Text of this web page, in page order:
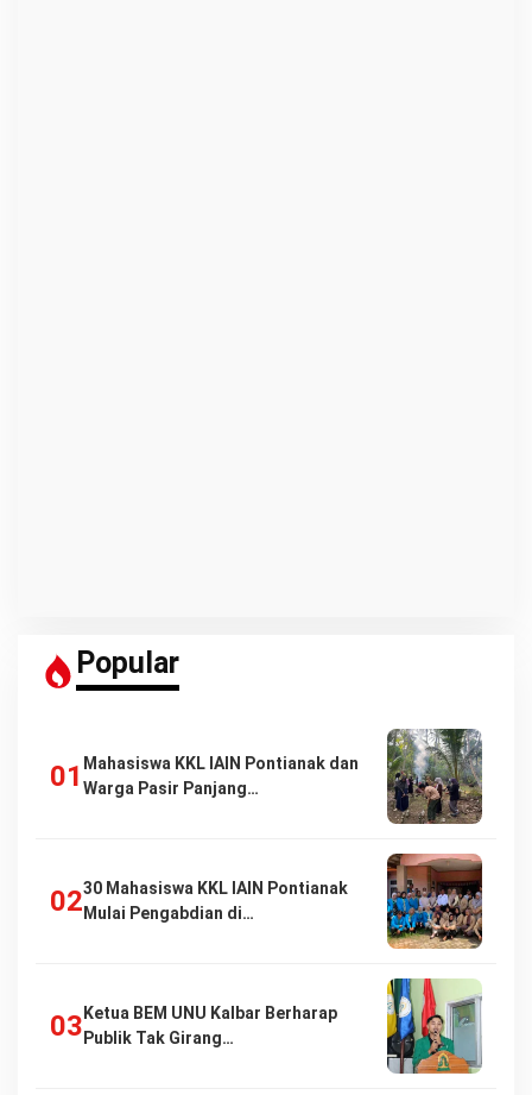
Popular
Mahasiswa KKL IAIN Pontianak dan
Warga Pasir Panjang…
30 Mahasiswa KKL IAIN Pontianak
Mulai Pengabdian di…
Ketua BEM UNU Kalbar Berharap
Publik Tak Girang…